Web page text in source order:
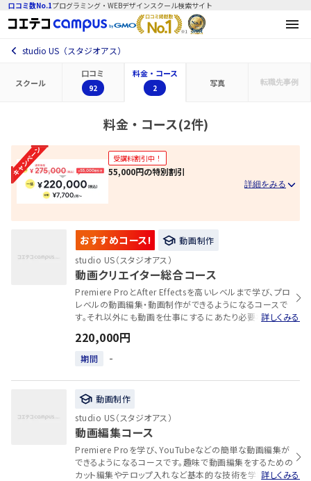
口コミ数No.1プログラミング・WEBデザインスクール検索サイト
studio US（スタジオアス）
スクール
口コミ
92
料金・コース
2 写真 転職先事例
料金・コース(2件)
受講料割引中！
55,000円の特別割引
おすすめコース!
動画制作
studio US（スタジオアス）
動画クリエイター総合コース
Premiere ProとAfter Effectsを高いレベルまで学び、プロ
レベルの動画編集・動画制作ができるようになるコースで
す。それ以外にも動画を仕事にするにあたり必要なこと全
詳しくみる
220,000円
期間 -
動画制作
studio US（スタジオアス）
動画編集コース
Premiere Proを学び、YouTubeなどの簡単な動画編集が
できるようになるコースです。趣味で動画編集をするための
カット編集やテロップ入れなど基本的な技術を学びます。
詳しくみる